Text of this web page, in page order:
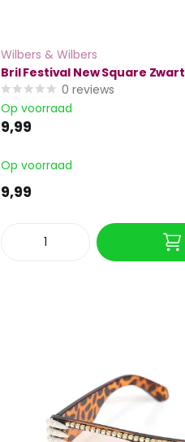
Wilbers & Wilbers
Bril Festival New Square Zwart
0 reviews
Op voorraad
9,99
Op voorraad
9,99